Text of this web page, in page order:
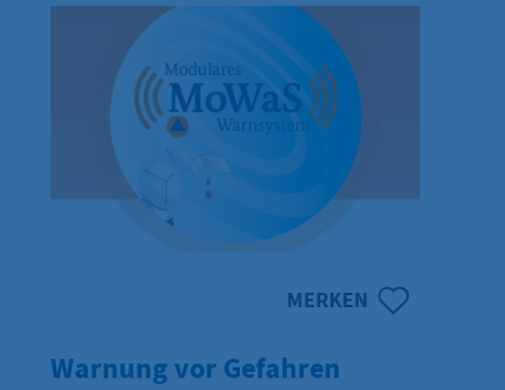
MERKEN
Warnung vor Gefahren